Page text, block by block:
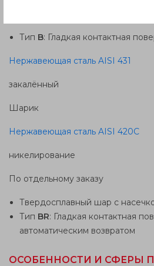
Тип B: Гладкая контактная
Нержавеющая сталь AISI 431
закалённый
Шарик
Нержавеющая сталь AISI 420C
никелирование
По отдельному заказу
Твердосплавный шар с
Тип BR: Гладкая контактная
автоматическим возвратом
ОСОБЕННОСТИ И СФЕРЫ